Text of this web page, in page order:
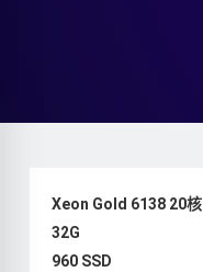
Xeon Gold 6138 20核
32G
960 SSD